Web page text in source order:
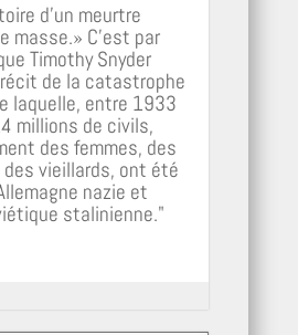
d’un meurtre
masse.» C’est par
Timothy Snyder
de la catastrophe
laquelle, entre 1933
millions de civils,
des femmes, des
vieillards, ont été
nazie et
stalinienne."